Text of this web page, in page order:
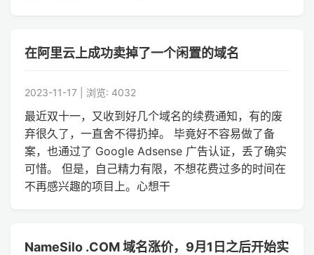
在阿里云上成功卖掉了一个闲置的域名
2023-11-17 | 浏览: 4032
最近双十一，又收到好几个域名的续费通知，有的废
弃很久了，一直舍不得扔掉。 毕竟好不容易做了备
案，也通过了 Google Adsense 广告认证，丢了确实
可惜。 但是，自己精力有限，不想花费过多的时间在
不再感兴趣的项目上。心想干
NameSilo .COM 域名涨价，9月1日之后开始实